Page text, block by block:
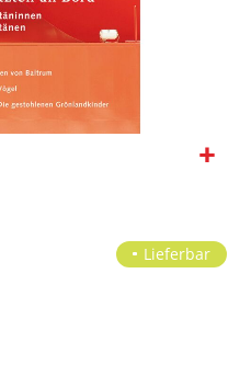
Lieferbar